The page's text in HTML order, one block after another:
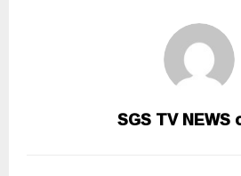
SGS TV NEWS